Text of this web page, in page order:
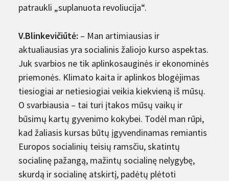
patraukli „suplanuota revoliucija“.
V.Blinkevičiūtė: – Man artimiausias ir
aktualiausias yra socialinis žaliojo kurso aspektas.
Juk svarbios ne tik aplinkosauginės ir ekonominės
priemonės. Klimato kaita ir aplinkos blogėjimas
tiesiogiai ar netiesiogiai veikia kiekvieną iš mūsų.
O svarbiausia – tai turi įtakos mūsų vaikų ir
būsimų kartų gyvenimo kokybei. Todėl man rūpi,
kad žaliasis kursas būtų įgyvendinamas remiantis
Europos socialinių teisių ramsčiu, skatintų
socialinę pažangą, mažintų socialinę nelygybę,
skurdą ir socialinę atskirtį, padėtų plėtoti